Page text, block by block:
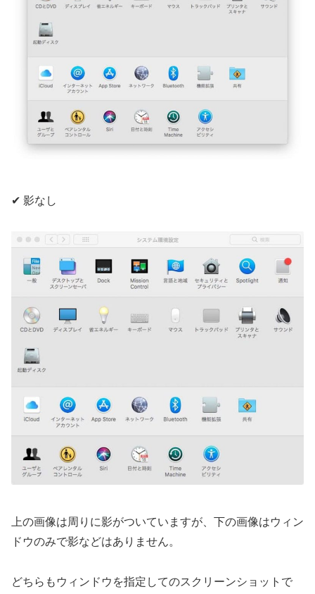
✔ 影なし
上の画像は周りに影がついていますが、下の画像はウィン
ドウのみで影などはありません。
どちらもウィンドウを指定してのスクリーンショットで